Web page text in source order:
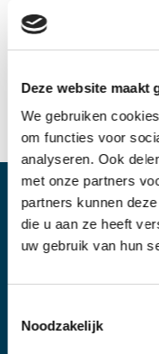
Deze website maakt
We gebruiken
om functies voor
analyseren. Ook
met onze partners
partners kunnen
die u aan ze heeft
uw gebruik van hun
Noodzakelijk
VERSTUREN
Op de hoogte
Schrijf je in